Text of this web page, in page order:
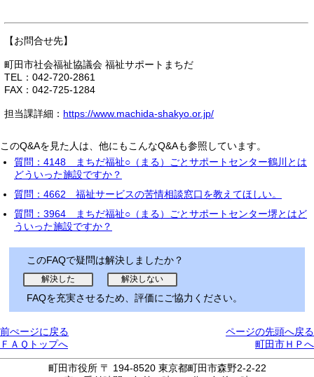
【お問合せ先】
町田市社会福祉協議会 福祉サポートまちだ
TEL：042-720-2861
FAX：042-725-1284
担当課詳細： https://www.machida-shakyo.or.jp/
このQ&Aを見た人は、他にもこんなQ&Aも参照しています。
質問：4148 まちだ福祉○（まる）ごとサポートセンター鶴川とは
どういった施設ですか？
質問：4662 福祉サービスの苦情相談窓口を教えてほしい。
質問：3964 まちだ福祉○（まる）ごとサポートセンター堺とはど
ういった施設ですか？
このFAQで疑問は解決しましたか？
FAQを充実させるため、評価にご協力ください。
前ぺージに戻る
ページの先頭へ戻る
ＦＡＱトップへ
町田市ＨＰへ
町田市役所 〒 194-8520 東京都町田市森野2-2-22